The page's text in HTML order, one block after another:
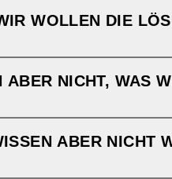
WOLLEN DIE
NICHT, WAS
ABER NICHT